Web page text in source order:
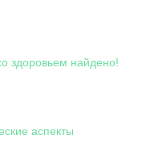
здоровьем найдено!
аспекты